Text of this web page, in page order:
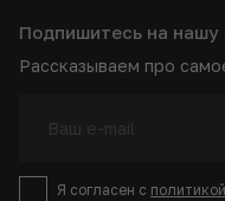
Подпишитесь на нашу
Рассказываем про
Я согласен с политикой